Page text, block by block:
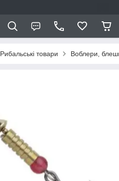
Рибальські товари Воблери,